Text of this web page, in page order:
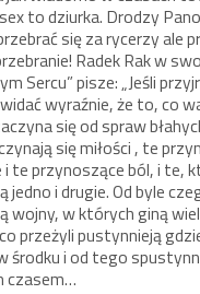
to dziurka. Drodzy
się za rycerzy ale
Radek Rak w
Sercu” pisze: „Jeśli
wyraźnie, że to, co
się od spraw
się miłości , te
i te przynoszące ból, i te,
jedno i drugie. Od byle
wojny, w których giną
przeżyli pustynnieją
środku i od tego
czasem…